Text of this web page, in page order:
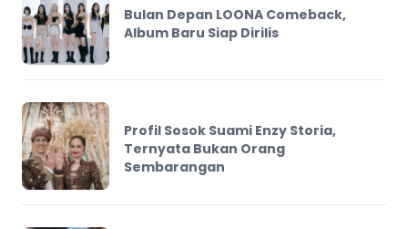
Bulan Depan LOONA Comeback,
Album Baru Siap Dirilis
Profil Sosok Suami Enzy Storia,
Ternyata Bukan Orang
Sembarangan